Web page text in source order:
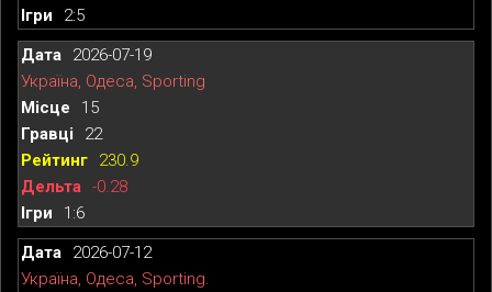
2:5
2026-07-19
Україна, Одеса, Sporting
15
22
230.9
-0.28
1:6
2026-07-12
Україна, Одеса, Sporting.